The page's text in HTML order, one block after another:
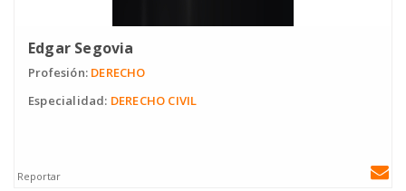
Edgar Segovia
Profesión: DERECHO
Especialidad: DERECHO CIVIL
Reportar